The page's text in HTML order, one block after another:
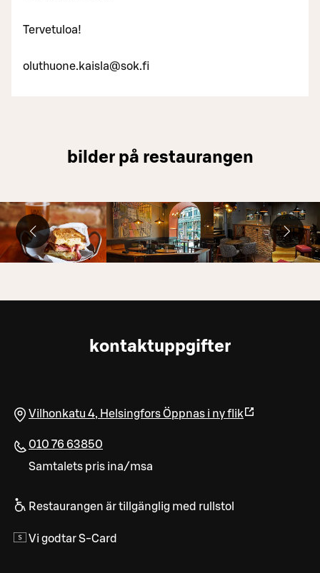
Tervetuloa!
oluthuone.kaisla@sok.fi
bilder på restaurangen
kontaktuppgifter
Vilhonkatu 4, HelsingforsÖppnas i ny flik
010 76 63850
Samtalets pris ina/msa
Restaurangen är tillgänglig med rullstol
Vi godtar S-Card